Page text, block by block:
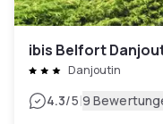
ibis Belfort
Danjoutin
4.3/5|9